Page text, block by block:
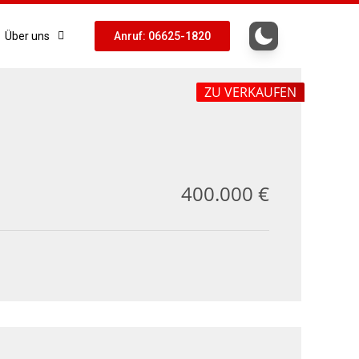
Über uns Anruf: 06625-1820
ZU VERKAUFEN
400.000 €